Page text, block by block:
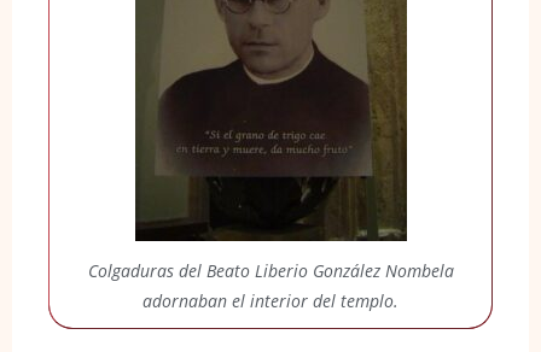
Colgaduras del Beato Liberio González Nombela
adornaban el interior del templo.